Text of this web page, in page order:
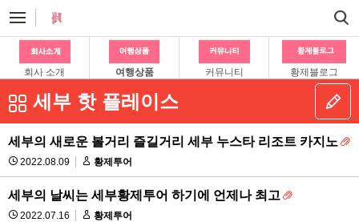
회사 소개 여행상품 커뮤니티 황제블로그
세부 핫 플레이스
세부의 새로운 볼거리 즐길거리 세부 누스타 리조트 카지노
2022.08.09 황제투어
세부의 날씨는 세부황제투어 하기에 언제나 최고
2022.07.16 황제투어